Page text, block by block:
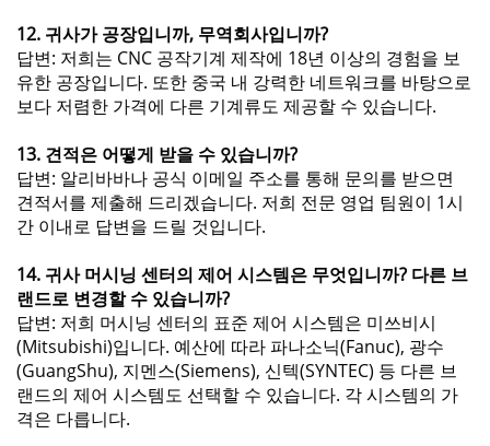
12. 귀사가 공장입니까, 무역회사입니까?
답변: 저희는 CNC 공작기계 제작에 18년 이상의 경험을 보
유한 공장입니다. 또한 중국 내 강력한 네트워크를 바탕으로
보다 저렴한 가격에 다른 기계류도 제공할 수 있습니다.
13. 견적은 어떻게 받을 수 있습니까?
답변: 알리바바나 공식 이메일 주소를 통해 문의를 받으면
견적서를 제출해 드리겠습니다. 저희 전문 영업 팀원이 1시
간 이내로 답변을 드릴 것입니다.
14. 귀사 머시닝 센터의 제어 시스템은 무엇입니까? 다른 브
랜드로 변경할 수 있습니까?
답변: 저희 머시닝 센터의 표준 제어 시스템은 미쓰비시
(Mitsubishi)입니다. 예산에 따라 파나소닉(Fanuc), 광수
(GuangShu), 지멘스(Siemens), 신텍(SYNTEC) 등 다른 브
랜드의 제어 시스템도 선택할 수 있습니다. 각 시스템의 가
격은 다릅니다.